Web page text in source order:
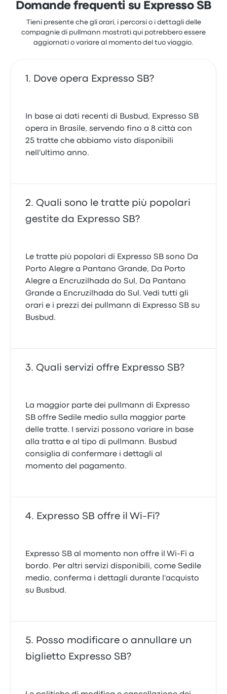
Domande frequenti su Expresso SB
Tieni presente che gli orari, i percorsi o i dettagli delle
compagnie di pullmann mostrati qui potrebbero essere
aggiornati o variare al momento del tuo viaggio.
Dove opera Expresso SB?
In base ai dati recenti di Busbud, Expresso SB
opera in Brasile, servendo fino a 8 città con
25 tratte che abbiamo visto disponibili
nell'ultimo anno.
Quali sono le tratte più popolari
gestite da Expresso SB?
Le tratte più popolari di Expresso SB sono Da
Porto Alegre a Pantano Grande, Da Porto
Alegre a Encruzilhada do Sul, Da Pantano
Grande a Encruzilhada do Sul. Vedi tutti gli
orari e i prezzi dei pullmann di Expresso SB su
Busbud.
Quali servizi offre Expresso SB?
La maggior parte dei pullmann di Expresso
SB offre Sedile medio sulla maggior parte
delle tratte. I servizi possono variare in base
alla tratta e al tipo di pullmann. Busbud
consiglia di confermare i dettagli al
momento del pagamento.
Expresso SB offre il Wi-Fi?
Expresso SB al momento non offre il Wi-Fi a
bordo. Per altri servizi disponibili, come Sedile
medio, conferma i dettagli durante l'acquisto
su Busbud.
Posso modificare o annullare un
biglietto Expresso SB?